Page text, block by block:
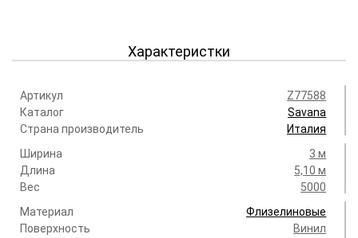
Характеристки
Артикул
Z77588
Каталог
Savana
Страна производитель
Италия
Ширина
3 м
Длина
5,10 м
Вес
5000
Материал
Флизелиновые
Поверхность
Винил